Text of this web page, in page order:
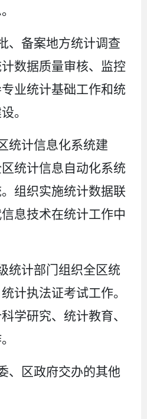
、备案地方统计调查
数据质量审核、监控
业统计基础工作和统
。
统计信息化系统建
统计信息自动化系统
组织实施统计数据联
息技术在统计工作中
统计部门组织全区统
计执法证考试工作。
学研究、统计教育、
、区政府交办的其他